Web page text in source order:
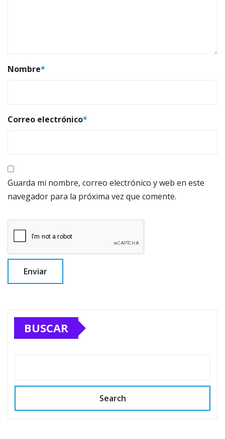
Nombre*
Correo electrónico*
Guarda mi nombre, correo electrónico y web en este
navegador para la próxima vez que comente.
BUSCAR
Search